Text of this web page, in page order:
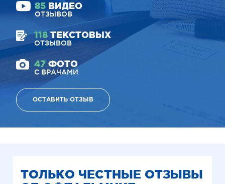
85 ВИДЕО
ОТЗЫВОВ
118 ТЕКСТОВЫХ
ОТЗЫВОВ
47 ФОТО
С ВРАЧАМИ
ОСТАВИТЬ ОТЗЫВ
ТОЛЬКО ЧЕСТНЫЕ ОТЗЫВЫ